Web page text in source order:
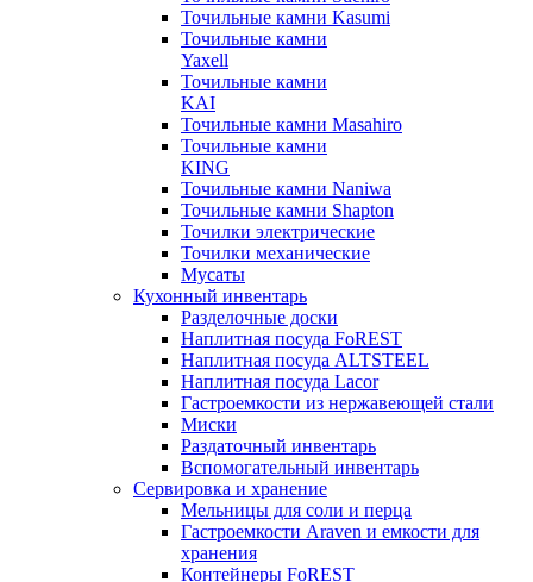
Точильные камни Kasumi
Точильные камни
Yaxell
Точильные камни
KAI
Точильные камни Masahiro
Точильные камни
KING
Точильные камни Naniwa
Точильные камни Shapton
Точилки электрические
Точилки механические
Мусаты
Кухонный инвентарь
Разделочные доски
Наплитная посуда FoREST
Наплитная посуда ALTSTEEL
Наплитная посуда Lacor
Гастроемкости из нержавеющей стали
Миски
Раздаточный инвентарь
Вспомогательный инвентарь
Сервировка и хранение
Мельницы для соли и перца
Гастроемкости Araven и емкости для
хранения
Контейнеры FoREST